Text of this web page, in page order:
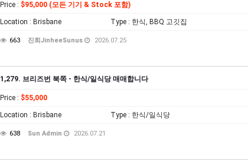
Price : $95,000 (모든 기기 & Stock 포함)
Location : Brisbane Type : 한식, BBQ 고깃집
663 진희JinheeSunus 2026.07.25
1,279. 브리즈번 북쪽 - 한식/일식당 매매합니다
Price : $55,000
Location : Brisbane Type : 한식/일식당
638 Sun Admin 2026.07.21